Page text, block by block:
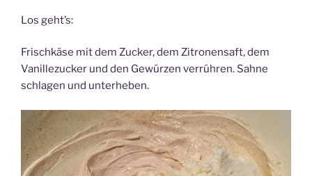
Los geht’s:
Frischkäse mit dem Zucker, dem Zitronensaft, dem
Vanillezucker und den Gewürzen verrühren. Sahne
schlagen und unterheben.